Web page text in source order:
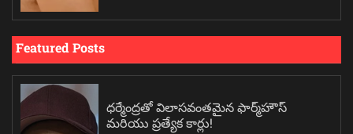
Featured Posts
ధర్మేంద్రతో విలాసవంతమైన ఫార్మ్‌హౌస్
మరియు ప్రత్యేక కార్లు!